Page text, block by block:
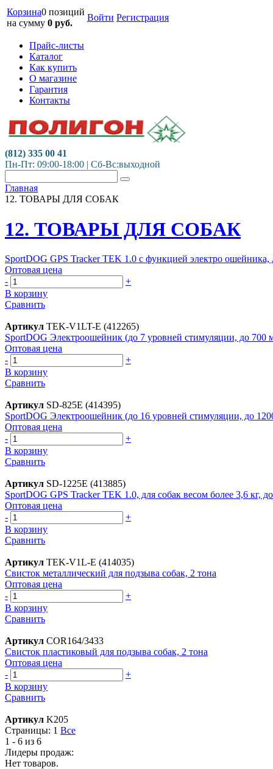
Корзина0 позиций
на сумму 0 руб.
Войти Регистрация
Прайс-листы
Каталог
Как купить
О магазине
Гарантия
Контакты
(812) 335 00 41
Пн-Пт: 09:00-18:00 | Сб-Вс:выходной
Главная
12. ТОВАРЫ ДЛЯ СОБАК
12. ТОВАРЫ ДЛЯ СОБАК
SportDOG GPS Tracker TEK 1.0 с функцией электро ошейника,
Оптовая цена
-
+
В корзину
Сравнить
Артикул TEK-V1LT-E (412265)
SportDOG Электроошейник (до 7 уровней стимуляции, до 700
Оптовая цена
-
+
В корзину
Сравнить
Артикул SD-825E (414395)
SportDOG Электроошейник (до 16 уровней стимуляции, до
Оптовая цена
-
+
В корзину
Сравнить
Артикул SD-1225E (413885)
SportDOG GPS Tracker TEK 1.0, для собак весом более 3,6 кг,
Оптовая цена
-
+
В корзину
Сравнить
Артикул TEK-V1L-E (414035)
Свисток металлический для подзыва собак, 2 тона
Оптовая цена
-
+
В корзину
Сравнить
Артикул COR164/3433
Свисток пластиковый для подзыва собак, 2 тона
Оптовая цена
-
+
В корзину
Сравнить
Артикул K205
Страницы: 1 Все
1 - 6 из 6
Лидеры продаж:
Нет товаров.